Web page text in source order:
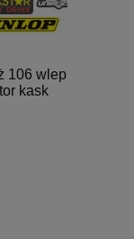
106 wlep
kask